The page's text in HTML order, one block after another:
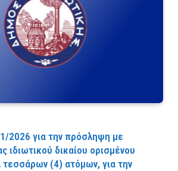
2026 για την πρόσληψη με
ιδιωτικού δικαίου ορισμένου
τεσσάρων (4) ατόμων, για την